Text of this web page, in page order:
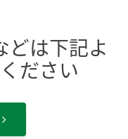
どは下記よ
ださい